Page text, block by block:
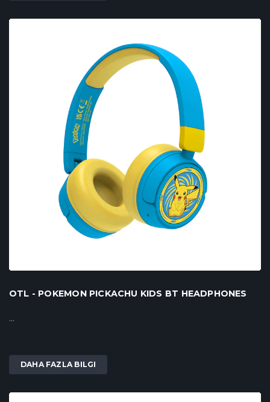
OTL - POKEMON PICKACHU KIDS BT HEADPHONES
...
DAHA FAZLA BILGI